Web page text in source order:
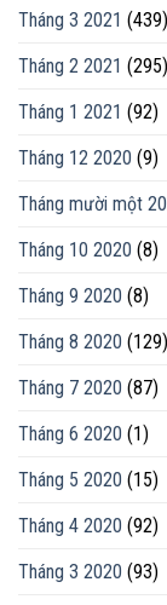
Tháng 3 2021 (439)
Tháng 2 2021 (295)
Tháng 1 2021 (92)
Tháng 12 2020 (9)
Tháng mười một
Tháng 10 2020 (8)
Tháng 9 2020 (8)
Tháng 8 2020 (129)
Tháng 7 2020 (87)
Tháng 6 2020 (1)
Tháng 5 2020 (15)
Tháng 4 2020 (92)
Tháng 3 2020 (93)